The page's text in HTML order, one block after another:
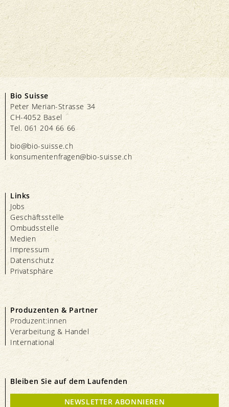
Bio Suisse
Peter Merian-Strasse 34
CH-4052 Basel
Tel. 061 204 66 66
bio@bio-suisse.ch
konsumentenfragen@bio-suisse.ch
Links
Jobs
Geschäftsstelle
Ombudsstelle
Medien
Impressum
Datenschutz
Privatsphäre
Produzenten & Partner
Produzent:innen
Verarbeitung & Handel
International
Bleiben Sie auf dem Laufenden
NEWSLETTER ABONNIEREN